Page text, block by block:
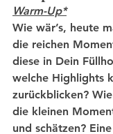
Warm-Up*
Wie wär’s, heute
die reichen
diese in Dein
welche Highlights
zurückblicken?
die kleinen
und schätzen?